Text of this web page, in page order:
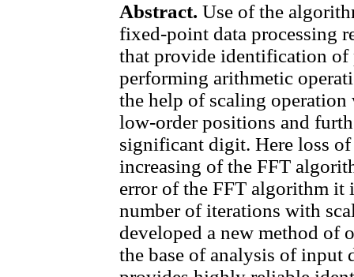
Abstract. Use of the
fixed-point data processing
that provide identification
performing arithmetic
the help of scaling
low-order positions and
significant digit. Here loss
increasing of the FFT
error of the FFT algorithm it
number of iterations with
developed a new method
the base of analysis of input